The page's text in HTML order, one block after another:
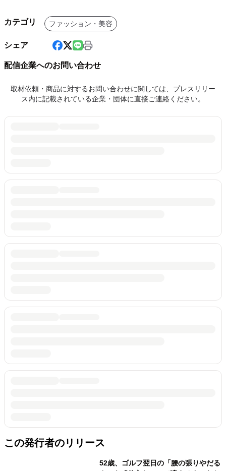
カテゴリ ファッション・美容
シェア
配信企業へのお問い合わせ
取材依頼・商品に対するお問い合わせに関しては、プレスリリー
ス内に記載されている企業・団体に直接ご連絡ください。
この発行者のリリース
52歳、ゴルフ翌日の「腰の張りやだる